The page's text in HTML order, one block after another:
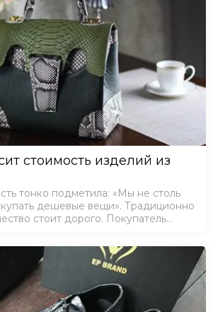
стоимость изделий из
тонко подметила: «Мы не столь
дешевые вещи». Традиционно
стоит дорого. Покупатель
и…